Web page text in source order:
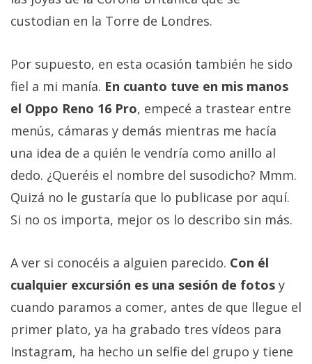
custodian en la Torre de Londres.
Por supuesto, en esta ocasión también he sido
fiel a mi manía. En cuanto tuve en mis manos
el Oppo Reno 16 Pro, empecé a trastear entre
menús, cámaras y demás mientras me hacía
una idea de a quién le vendría como anillo al
dedo. ¿Queréis el nombre del susodicho? Mmm.
Quizá no le gustaría que lo publicase por aquí.
Si no os importa, mejor os lo describo sin más.
A ver si conocéis a alguien parecido. Con él
cualquier excursión es una sesión de fotos y
cuando paramos a comer, antes de que llegue el
primer plato, ya ha grabado tres vídeos para
Instagram, ha hecho un selfie del grupo y tiene